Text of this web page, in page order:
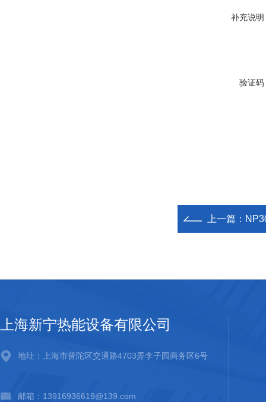
补充说明
验证码
上一篇：
上海新宁热能设备有限公司
地址：上海市普陀区交通路4703弄李子园商务区6号
邮箱：13916936619@139.com